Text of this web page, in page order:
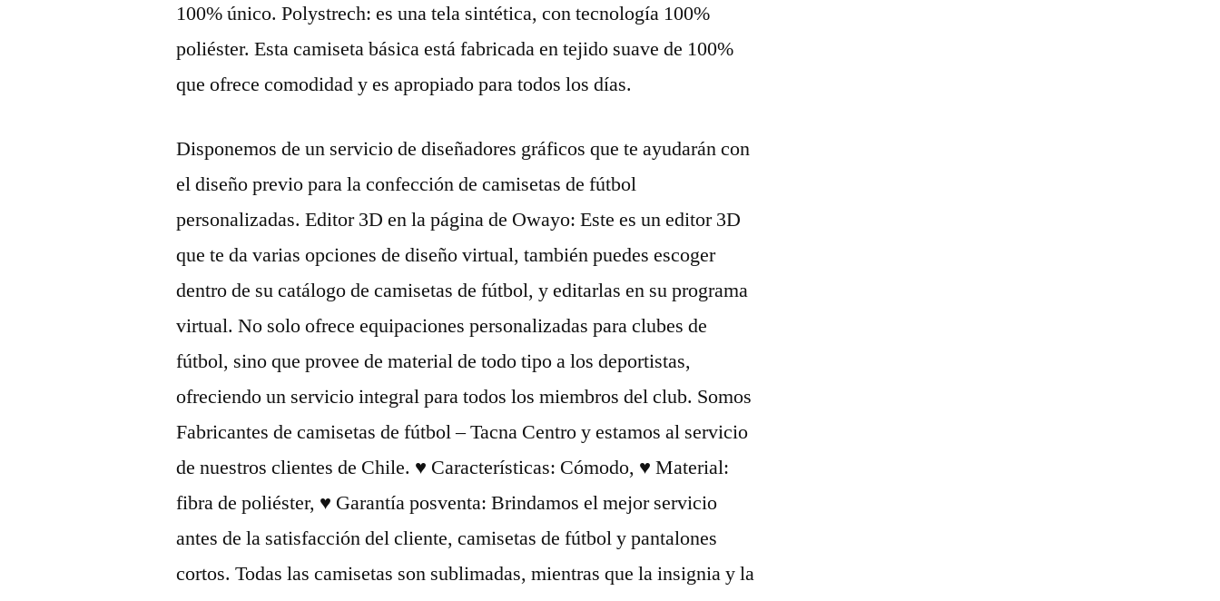
100% único. Polystrech: es una tela sintética, con tecnología 100%
poliéster. Esta camiseta básica está fabricada en tejido suave de 100%
que ofrece comodidad y es apropiado para todos los días.
Disponemos de un servicio de diseñadores gráficos que te ayudarán con
el diseño previo para la confección de camisetas de fútbol
personalizadas. Editor 3D en la página de Owayo: Este es un editor 3D
que te da varias opciones de diseño virtual, también puedes escoger
dentro de su catálogo de camisetas de fútbol, y editarlas en su programa
virtual. No solo ofrece equipaciones personalizadas para clubes de
fútbol, sino que provee de material de todo tipo a los deportistas,
ofreciendo un servicio integral para todos los miembros del club. Somos
Fabricantes de camisetas de fútbol – Tacna Centro y estamos al servicio
de nuestros clientes de Chile. ♥ Características: Cómodo, ♥ Material:
fibra de poliéster, ♥ Garantía posventa: Brindamos el mejor servicio
antes de la satisfacción del cliente, camisetas de fútbol y pantalones
cortos. Todas las camisetas son sublimadas, mientras que la insignia y la